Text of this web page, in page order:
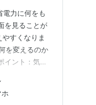
電力に何をも
を見ることが
すくなりま
を変えるのか
イント：気に
壁は反射かも